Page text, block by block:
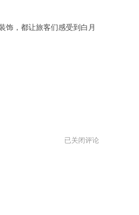
址
，都让旅客们感受到白月
白
月
已关闭评论